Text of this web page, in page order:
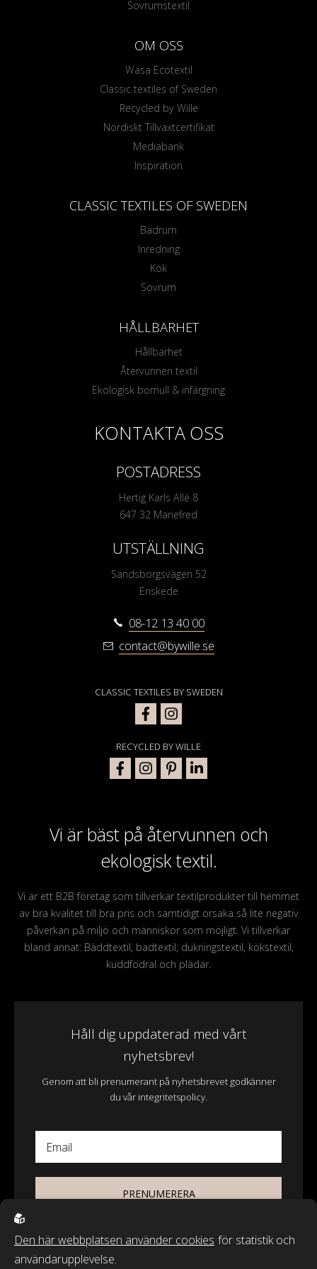
Sovrumstextil
OM OSS
Wasa Ecotextil
Classic textiles of Sweden
Recycled by Wille
Nordiskt Tillväxtcertifikat
Mediabank
Inspiration
CLASSIC TEXTILES OF SWEDEN
Badrum
Inredning
Kök
Sovrum
HÅLLBARHET
Hållbarhet
Återvunnen textil
Ekologisk bomull & infärgning
Vi är bäst på återvunnen och
ekologisk textil.
Vi är ett B2B företag som tillverkar textilprodukter till hemmet
av bra kvalitet till bra pris och samtidigt orsaka så lite negativ
påverkan på miljö och människor som möjligt. Vi tillverkar
bland annat: Bäddtextil, badtextil, dukningstextil, kökstextil,
kuddfodral och plädar.
Håll dig uppdaterad med vårt
nyhetsbrev!
Genom att bli prenumerant på nyhetsbrevet godkänner
du vår integritetspolicy.
Email
PRENUMERERA
KONTAKTA OSS
POSTADRESS
Hertig Karls Allé 8
647 32 Mariefred
UTSTÄLLNING
Sandsborgsvägen 52
Enskede
08-12 13 40 00
contact@bywille.se
CLASSIC TEXTILES BY SWEDEN
RECYCLED BY WILLE
Den här webbplatsen använder cookies för statistik och
användarupplevelse.